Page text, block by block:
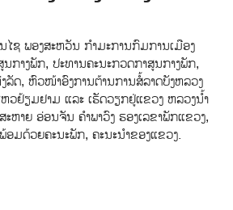
ຊ ພອງສະຫວັນ ກໍາມະການກົມການເມືອງ
ກາງພັກ, ປະທານຄະນະກວດກາສູນກາງພັກ,
ລັດ, ຫົວໜ້າອົງການຕ້ານການສໍ້ລາດບັງຫລວງ
ວຢ້ຽມຢາມ ແລະ ເຮັດວຽກຢູ່ແຂວງ ຫລວງນໍ້າ
ຫາຍ ອ່ອນຈັນ ຄຳພາວົງ ຮອງເລຂາພັກແຂວງ,
ມດ້ວຍຄະນະພັກ, ຄະນະນຳຂອງແຂວງ.